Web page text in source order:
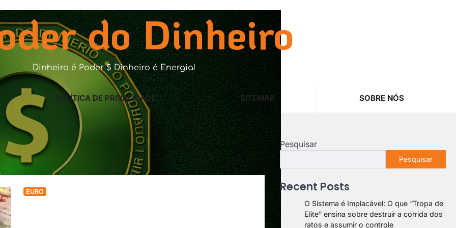
do Dinheiro
Dinheiro é Poder $ Dinheiro é Energia!
POLÍTICA DE PRIVACIDADE SITEMAP SOBRE NÓS
EURO
Pesquisar
Pesquisar
Recent Posts
O Sistema é Implacável: O que “Tropa de
Elite” ensina sobre destruir a corrida dos
ratos e assumir o controle